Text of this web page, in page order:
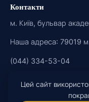
Контакти
м. Київ, бульвар
Наша адреса: 79019
(044) 334-53-04
Соціальні мережі
Цей сайт